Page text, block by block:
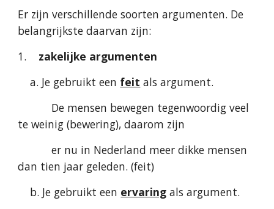
Er zijn verschillende soorten argumenten. De
belangrijkste daarvan zijn:
1. zakelijke argumenten
    a. Je gebruikt een
feit als argument.
te weinig (bewering), daarom zijn
           er nu in Nederland meer dikke mensen
dan tien jaar geleden. (feit)
    b. Je gebruikt een
ervaring als argument.